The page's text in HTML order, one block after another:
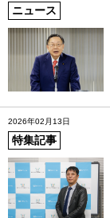
ニュース
2026年02月13日
特集記事